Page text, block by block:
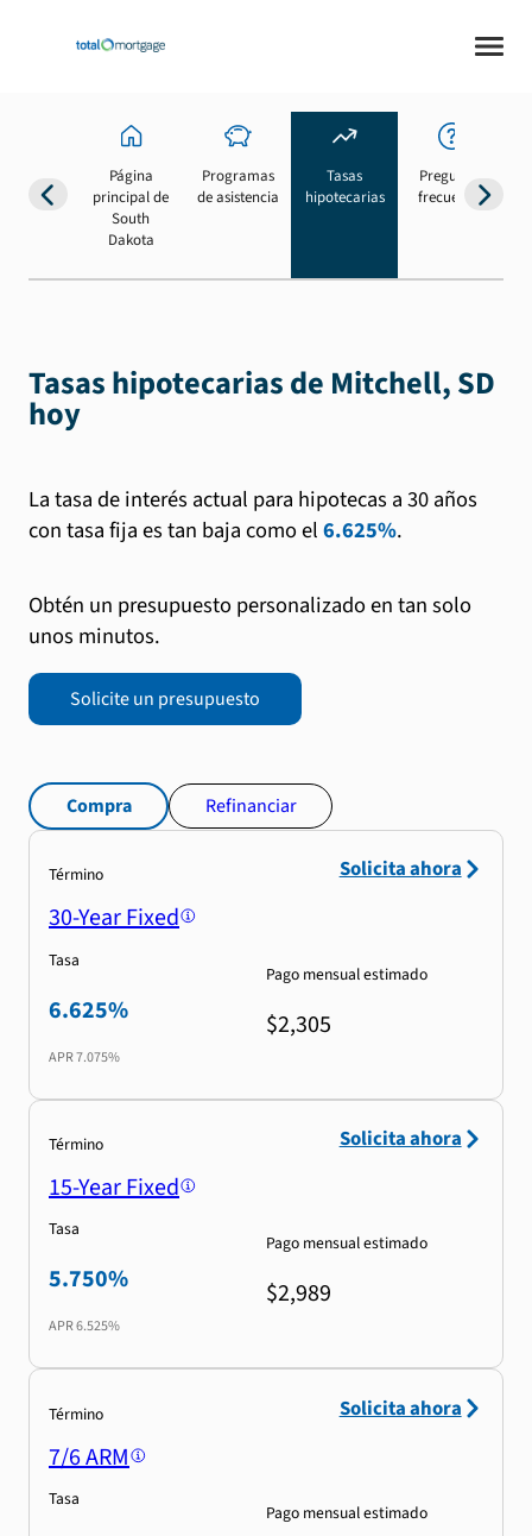
Página
principal de
South
Dakota
Programas
de asistencia
Tasas
hipotecarias
Preguntas
frecuentes
Tasas hipotecarias de Mitchell, SD
hoy
La tasa de interés actual para hipotecas a 30 años
con tasa fija es tan baja como el6.625%.
Obtén un presupuesto personalizado en tan solo
unos minutos.
Solicite un presupuesto
Compra Refinanciar
Término
30-Year Fixed
Tasa
6.625%
APR7.075%
Pago mensual estimado
$2,305
Solicita ahora
Término
15-Year Fixed
Tasa
5.750%
APR6.525%
Pago mensual estimado
$2,989
Solicita ahora
Término
7/6 ARM
Tasa
Pago mensual estimado
Solicita ahora